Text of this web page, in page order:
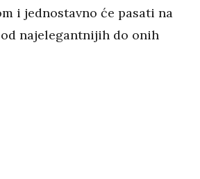
i jednostavno će pasati na
najelegantnijih do onih